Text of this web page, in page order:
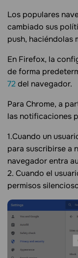
Los populares
cambiado sus
push, haciéndolas
En Firefox, la
de forma
72del navegador.
Para Chrome, a
las notificaciones
1.Cuando un
para suscribirse a
navegador entra
2. Cuando el
permisos